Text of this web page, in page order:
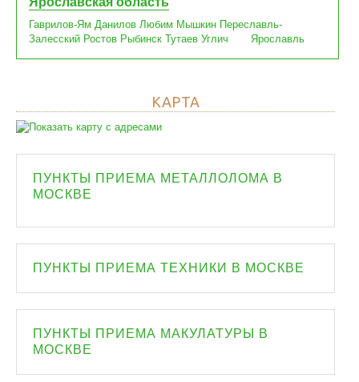
Гаврилов-Ям Данилов Любим Мышкин Переславль-
Залесский Ростов Рыбинск Тутаев Углич Ярославль
КАРТА
ПУНКТЫ ПРИЕМА МЕТАЛЛОЛОМА В
МОСКВЕ
ПУНКТЫ ПРИЕМА ТЕХНИКИ В МОСКВЕ
ПУНКТЫ ПРИЕМА МАКУЛАТУРЫ В
МОСКВЕ